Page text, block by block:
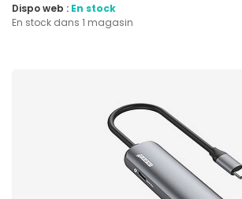
Dispo web : En stock
En stock dans 1 magasin